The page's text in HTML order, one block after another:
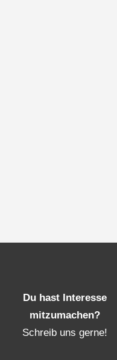
Du hast Interesse
mitzumachen?
Schreib uns gerne!